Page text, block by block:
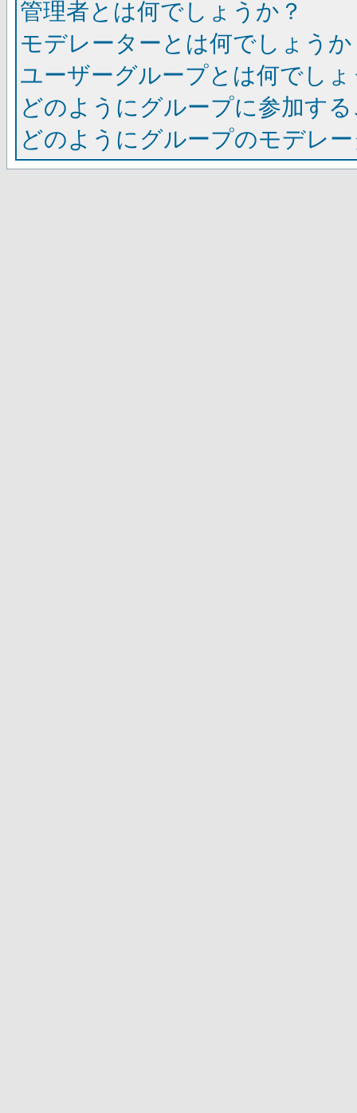
管理者とは何でしょうか？
モデレーターとは何でしょうか
ユーザーグループとは何でし
どのようにグループに参加す
どのようにグループのモデレ